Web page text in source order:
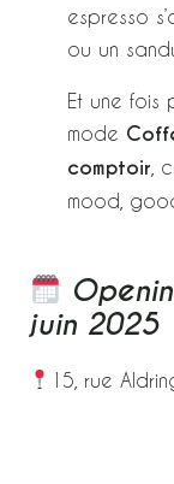
espresso
ou un
Et une fois
mode
comptoir ,
mood,
juin 2025
15, rue